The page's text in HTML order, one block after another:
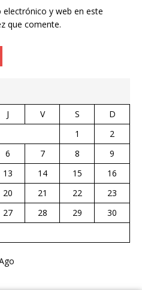
y web en este
que comente.
J V S
D
1
2
6 7 8
9
13 14 15
16
20 21 22
23
27 28 29
30